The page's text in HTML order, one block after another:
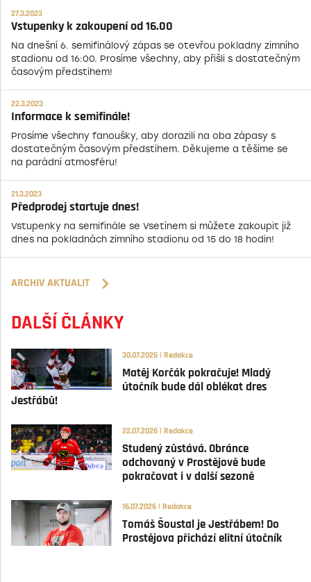
27.3.2023
Vstupenky k zakoupení od 16.00
Na dnešní 6. semifinálový zápas se otevřou pokladny zimního
stadionu od 16:00. Prosíme všechny, aby přišli s dostatečným
časovým předstihem!
22.3.2023
Informace k semifinále!
Prosíme všechny fanoušky, aby dorazili na oba zápasy s
dostatečným časovým předstihem. Děkujeme a těšíme se
na parádní atmosféru!
21.3.2023
Předprodej startuje dnes!
Vstupenky na semifinále se Vsetínem si můžete zakoupit již
dnes na pokladnách zimního stadionu od 15 do 18 hodin!
ARCHIV AKTUALIT
DALŠÍ ČLÁNKY
30.07.2026 | Redakce
Matěj Korčák pokračuje! Mladý
útočník bude dál oblékat dres
Jestřábů!
22.07.2026 | Redakce
Studený zůstává. Obránce
odchovaný v Prostějově bude
pokračovat i v další sezoně
16.07.2026 | Redakce
Tomáš Šoustal je Jestřábem! Do
Prostějova přichází elitní útočník